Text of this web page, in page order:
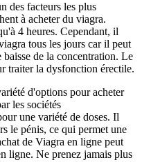
des facteurs les plus
à acheter du viagra.
4 heures. Cependant, il
tous les jours car il peut
baisse de la concentration. Le
traiter la dysfonction érectile.
d'options pour acheter
les sociétés
une variété de doses. Il
le pénis, ce qui permet une
de Viagra en ligne peut
ligne. Ne prenez jamais plus